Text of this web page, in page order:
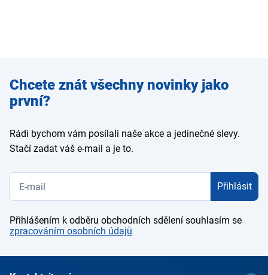
Zadejte
e-mail
Chcete znát všechny novinky jako
první?
Rádi bychom vám posílali naše akce a jedinečné slevy.
Stačí zadat váš e-mail a je to.
Přihlásit
Přihlášením k odběru obchodních sdělení souhlasím se
zpracováním osobních údajů